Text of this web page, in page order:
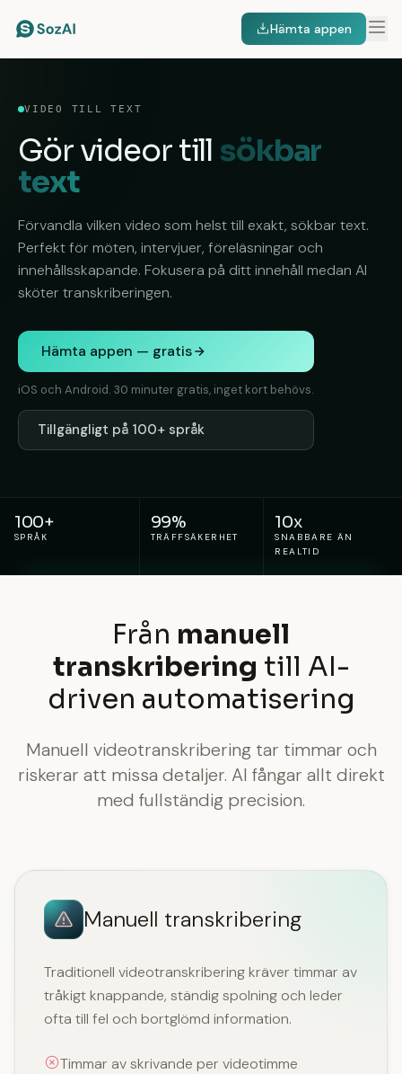
Hämta appen
VIDEO TILL TEXT
Gör videor till sökbar
text
Förvandla vilken video som helst till exakt, sökbar text.
Perfekt för möten, intervjuer, föreläsningar och
innehållsskapande. Fokusera på ditt innehåll medan AI
sköter transkriberingen.
Hämta appen — gratis
iOS och Android. 30 minuter gratis, inget kort behövs.
Tillgängligt på 100+ språk
100+
SPRÅK
99%
TRÄFFSÄKERHET
10x
SNABBARE ÄN
REALTID
Från manuell
transkribering till AI-
driven automatisering
Manuell videotranskribering tar timmar och
riskerar att missa detaljer. AI fångar allt direkt
med fullständig precision.
Manuell transkribering
Traditionell videotranskribering kräver timmar av
tråkigt knappande, ständig spolning och leder
ofta till fel och bortglömd information.
Timmar av skrivande per videotimme